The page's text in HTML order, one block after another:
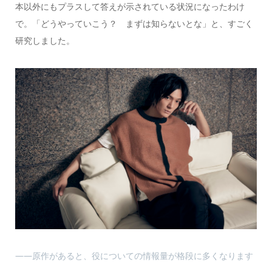
本以外にもプラスして答えが示されている状況になったわけ
で。「どうやっていこう？ まずは知らないとな」と、すごく
研究しました。
――原作があると、役についての情報量が格段に多くなります